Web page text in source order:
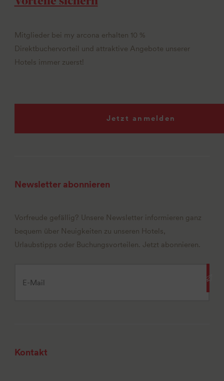
Mitglieder bei my arcona erhalten 10 %
Direktbuchervorteil und attraktive Angebote unserer
Hotels immer zuerst!
Jetzt anmelden
Newsletter abonnieren
Vorfreude gefällig? Unsere Newsletter informieren ganz
bequem über Neuigkeiten zu unseren Hotels,
Urlaubstipps oder Buchungsvorteilen. Jetzt abonnieren.
Kontakt